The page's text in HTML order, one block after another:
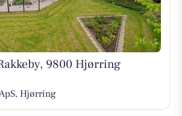
9800 Hjørring
Hjørring